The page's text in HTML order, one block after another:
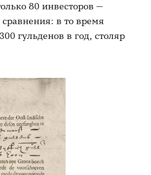
80 инвесторов —
в то время
300 гульденов в год, столяр